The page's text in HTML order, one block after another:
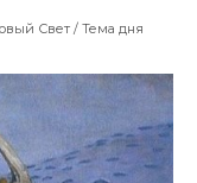
Свет / Тема дня